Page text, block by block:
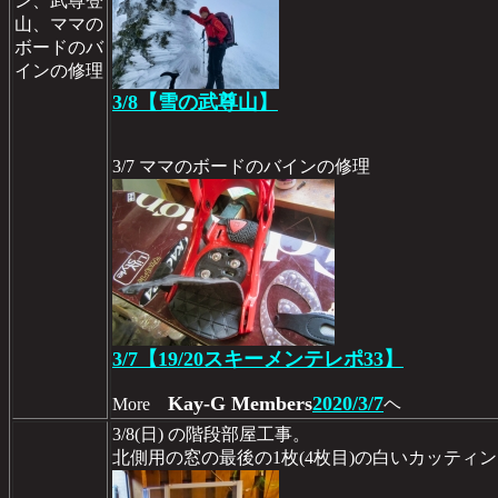
山、ママの
ボードのバ
インの修理
3/8【雪の武尊山】
3/7 ママのボードのバインの修理
3/7【19/20スキーメンテレポ33】
More Kay-G Members2020/3/7ヘ
3/8(日) の階段部屋工事。
北側用の窓の最後の1枚(4枚目)の白いカッティ